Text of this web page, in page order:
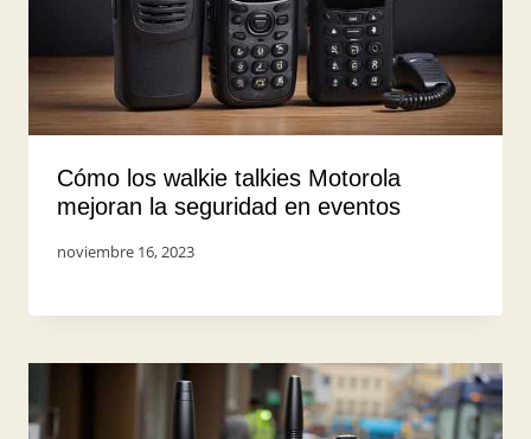
Cómo los walkie talkies Motorola
mejoran la seguridad en eventos
Por
noviembre 16, 2023